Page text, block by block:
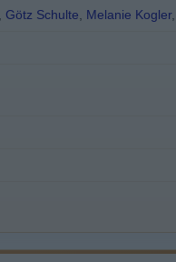
Götz Schulte Melanie Kogler,